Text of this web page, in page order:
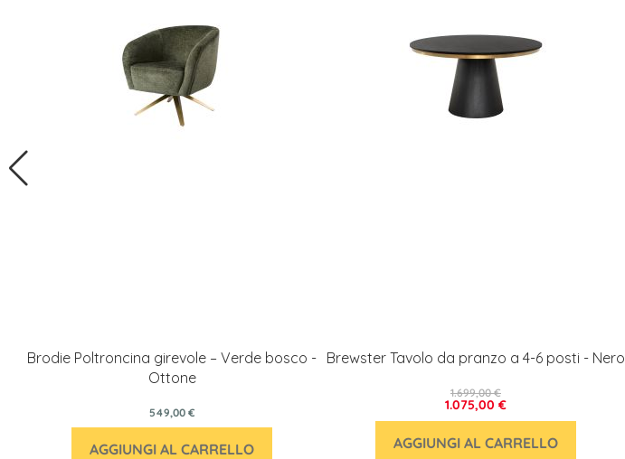
Brodie Poltroncina girevole – Verde bosco -
Ottone
549,00 €
AGGIUNGI AL CARRELLO
Brewster Tavolo da pranzo a 4-6 posti - Nero
1.075,00 €
1.699,00 €
AGGIUNGI AL CARRELLO